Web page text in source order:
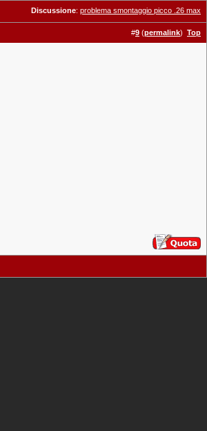
Discussione: problema smontaggio picco .26 max
#9 (permalink) Top